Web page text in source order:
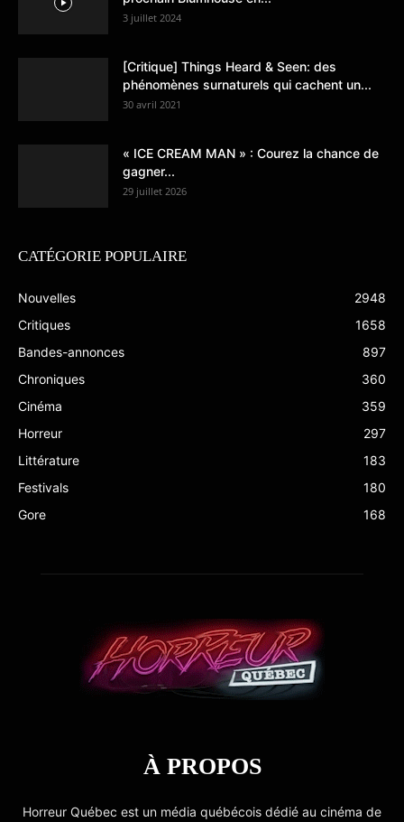
3 juillet 2024
[Critique] Things Heard & Seen: des
phénomènes surnaturels qui cachent un...
30 avril 2021
« ICE CREAM MAN » : Courez la chance de
gagner...
29 juillet 2026
CATÉGORIE POPULAIRE
Nouvelles
2948
Critiques
1658
Bandes-annonces
897
Chroniques
360
Cinéma
359
Horreur
297
Littérature
183
Festivals
180
Gore
168
À PROPOS
Horreur Québec est un média québécois dédié au cinéma de